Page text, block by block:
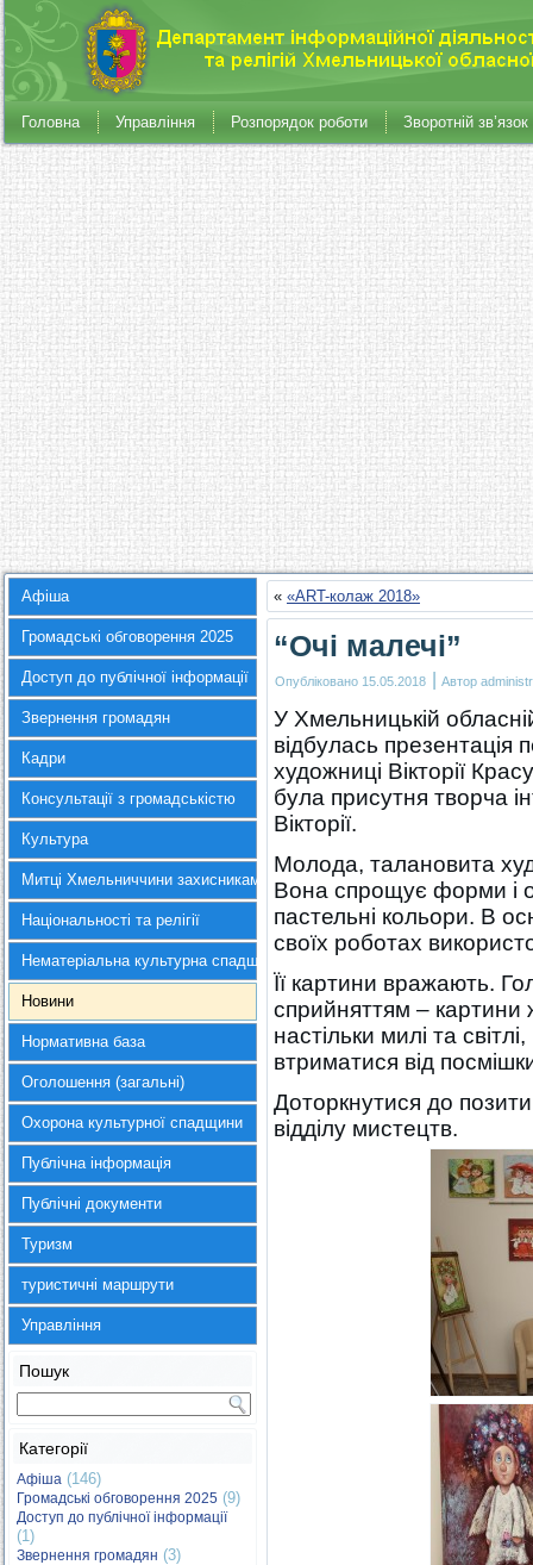
Головна Управління Розпорядок роботи Зворотній зв’язок
Афіша
Громадські обговорення 2025
Доступ до публічної інформації
Звернення громадян
Кадри
Консультації з громадськістю
Культура
Митці Хмельниччини захисникам України
Національності та релігії
Нематеріальна культурна спадщина
Новини
Нормативна база
Оголошення (загальні)
Охорона культурної спадщини
Публічна інформація
Публічні документи
Туризм
туристичні маршрути
Управління
Пошук
Категорії
Афіша (146)
Громадські обговорення 2025 (9)
Доступ до публічної інформації
(1)
Звернення громадян (3)
« «АRT-колаж 2018»
“Очі малечі”
Опубліковано 15.05.2018 | Автор
У Хмельницькій
відбулась презентація
художниці Вікторії
була присутня творча
Вікторії.
Молода, талановита
Вона спрощує форми і
пастельні кольори. В
своїх роботах
Її картини вражають.
сприйняттям – картини
настільки милі та
втриматися від
Доторкнутися до
відділу мистецтв.